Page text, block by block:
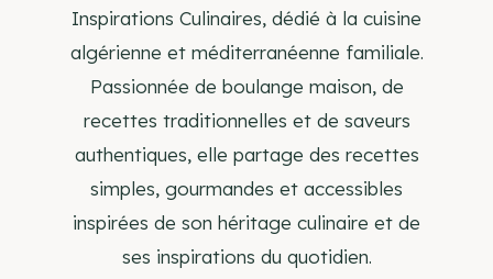
Inspirations Culinaires, dédié à la cuisine
algérienne et méditerranéenne familiale.
Passionnée de boulange maison, de
recettes traditionnelles et de saveurs
authentiques, elle partage des recettes
simples, gourmandes et accessibles
inspirées de son héritage culinaire et de
ses inspirations du quotidien.